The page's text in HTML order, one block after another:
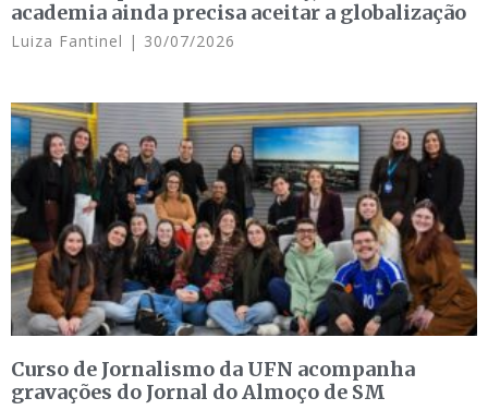
academia ainda precisa aceitar a globalização
Luiza Fantinel 30/07/2026
Curso de Jornalismo da UFN acompanha
gravações do Jornal do Almoço de SM